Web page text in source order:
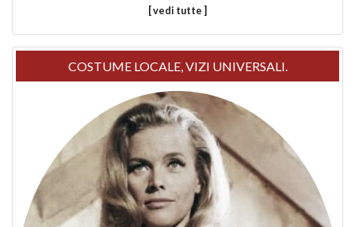
[ vedi tutte ]
COSTUME LOCALE, VIZI UNIVERSALI.